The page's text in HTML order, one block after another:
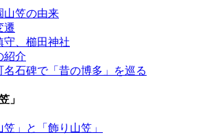
山笠の由来
遷
守、櫛田神社
紹介
名石碑で「昔の博多」を巡る
」
笠」と「飾り山笠」